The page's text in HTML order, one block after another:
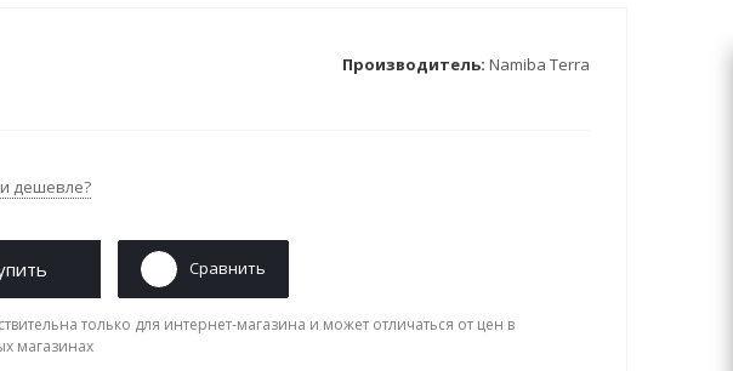
Производитель: Namiba Terra
дешевле?
Сравнить
только для интернет-магазина и может отличаться от цен в
магазинах